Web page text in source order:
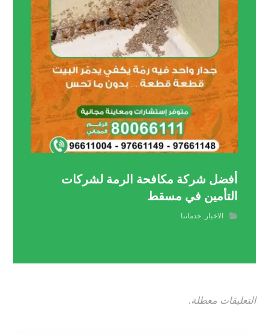
أفضل شركة مكافحة الرمة لشركات
التأمين في مسقط
الاخبار ,خدماتنا
التعليقات معطلة.